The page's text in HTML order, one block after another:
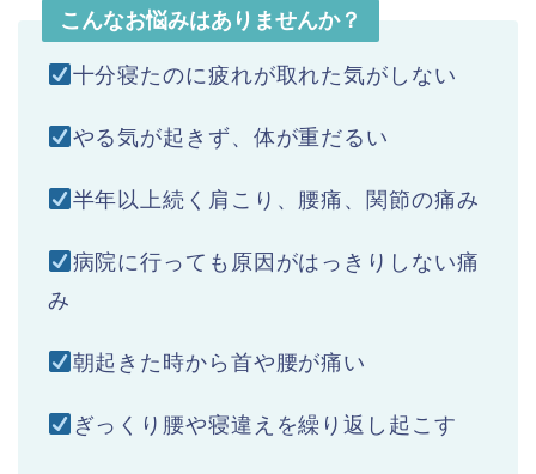
こんなお悩みはありませんか？
十分寝たのに疲れが取れた気がしない
やる気が起きず、体が重だるい
半年以上続く肩こり、腰痛、関節の痛み
病院に行っても原因がはっきりしない痛
み
朝起きた時から首や腰が痛い
ぎっくり腰や寝違えを繰り返し起こす